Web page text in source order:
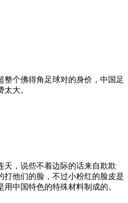
整个佛得角足球对的身价，中国足
大。
天，说些不着边际的话来自欺欺
打他们的脸，不过小粉红的脸皮是
中国特色的特殊材料制成的。